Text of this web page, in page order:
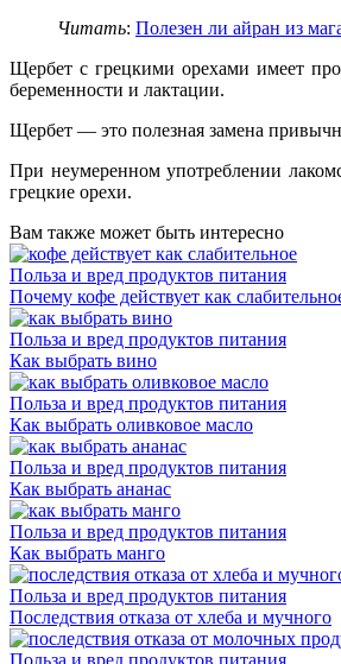
Читать: Полезен ли айран из
Щербет с грецкими орехами имеет
беременности и лактации.
Щербет — это полезная замена
При неумеренном употреблении
грецкие орехи.
Вам также может быть интересно
Польза и вред продуктов питания
Почему кофе действует как
Польза и вред продуктов питания
Как выбрать вино
Польза и вред продуктов питания
Как выбрать оливковое масло
Польза и вред продуктов питания
Как выбрать ананас
Польза и вред продуктов питания
Как выбрать манго
Польза и вред продуктов питания
Последствия отказа от хлеба и мучного